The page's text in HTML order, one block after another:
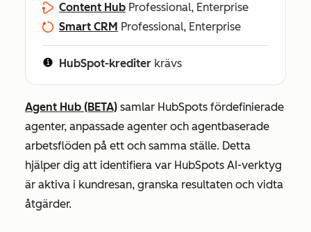
Content Hub Professional, Enterprise
Smart CRM Professional, Enterprise
HubSpot-krediter krävs
Agent Hub (BETA) samlar HubSpots fördefinierade
agenter, anpassade agenter och agentbaserade
arbetsflöden på ett och samma ställe. Detta
hjälper dig att identifiera var HubSpots AI-verktyg
är aktiva i kundresan, granska resultaten och vidta
åtgärder.